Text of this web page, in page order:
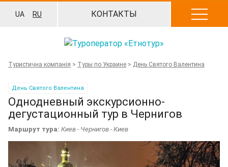
UA RU КОНТАКТЫ
Туристична компанія > Туры по Украине > День Святого Валентина
День Святого Валентина
Однодневный экскурсионно-
дегустационный тур в Чернигов
Маршрут тура: Киев - Чернигов - Киев